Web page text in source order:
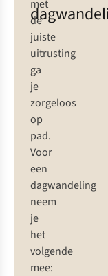
met
de
juiste
uitrusting
ga
je
zorgeloos
op
pad.
Voor
een
dagwandeling
neem
je
het
volgende
mee: